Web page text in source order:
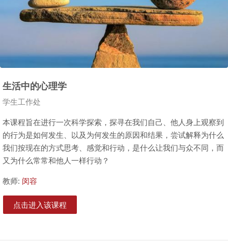
生活中的心理学
课程类别
学生工作处
本课程旨在进行一次科学探索，探寻在我们自己、他人身上观察到
的行为是如何发生、以及为何发生的原因和结果，尝试解释为什么
我们按现在的方式思考、感觉和行动，是什么让我们与众不同，而
又为什么常常和他人一样行动？
教师: 闵容
点击进入该课程